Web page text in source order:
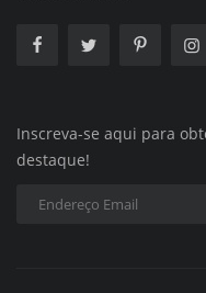
Inscreva-se aqui para
destaque!